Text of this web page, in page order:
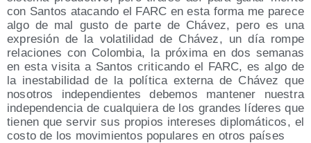
con San­tos ata­can­do el FARC en esta for­ma me pare­ce
algo de mal gus­to de par­te de Chá­vez, pero es una
expre­sión de la vola­ti­li­dad de Chá­vez, un día rom­pe
rela­cio­nes con Colom­bia, la pró­xi­ma en dos sema­nas
en esta visi­ta a San­tos cri­ti­can­do el FARC, es algo de
la ines­ta­bi­li­dad de la polí­ti­ca exter­na de Chá­vez que
noso­tros inde­pen­dien­tes debe­mos man­te­ner nues­tra
inde­pen­den­cia de cual­quie­ra de los gran­des líde­res que
tie­nen que ser­vir sus pro­pios intere­ses diplo­má­ti­cos, el
cos­to de los movi­mien­tos popu­la­res en otros países